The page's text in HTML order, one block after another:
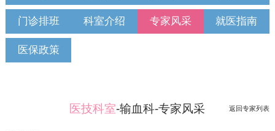
门诊排班 科室介绍 专家风采 就医指南
医保政策
医技科室-输血科-专家风采 返回专家列表